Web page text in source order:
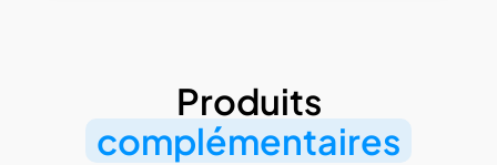
Produits
complémentaires